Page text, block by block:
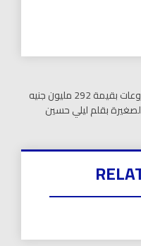
جهاز تنمية المشروعات تمويل المشروعات بقيمة 292 مليون جنيه
بقلم ليلي حسين